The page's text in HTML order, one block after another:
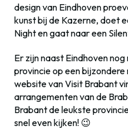
design van Eindhoven
kunst bij de Kazerne, doet
Night en gaat naar een
Er zijn naast Eindhoven
provincie op een
website van Visit Brabant
arrangementen van de
Brabant de leukste
snel even kijken! 😉